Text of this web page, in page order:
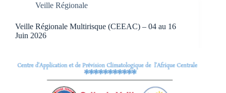
Veille Régionale
Veille Régionale Multirisque (CEEAC) – 04 au 16
Juin 2026